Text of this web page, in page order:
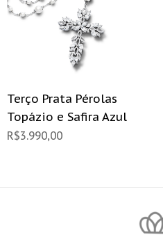
Terço Prata Pérolas
Topázio e Safira Azul
R$3.990,00